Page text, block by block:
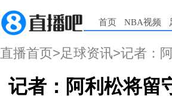
首页 NBA视频
直播首页>足球资讯>记者：
记者：阿利松将留